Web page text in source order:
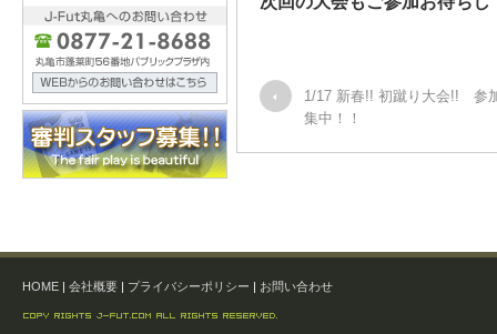
1/17 新春!! 初蹴り大会!! 参
集中！！
HOME | 会社概要 | プライバシーポリシー | お問い合わせ